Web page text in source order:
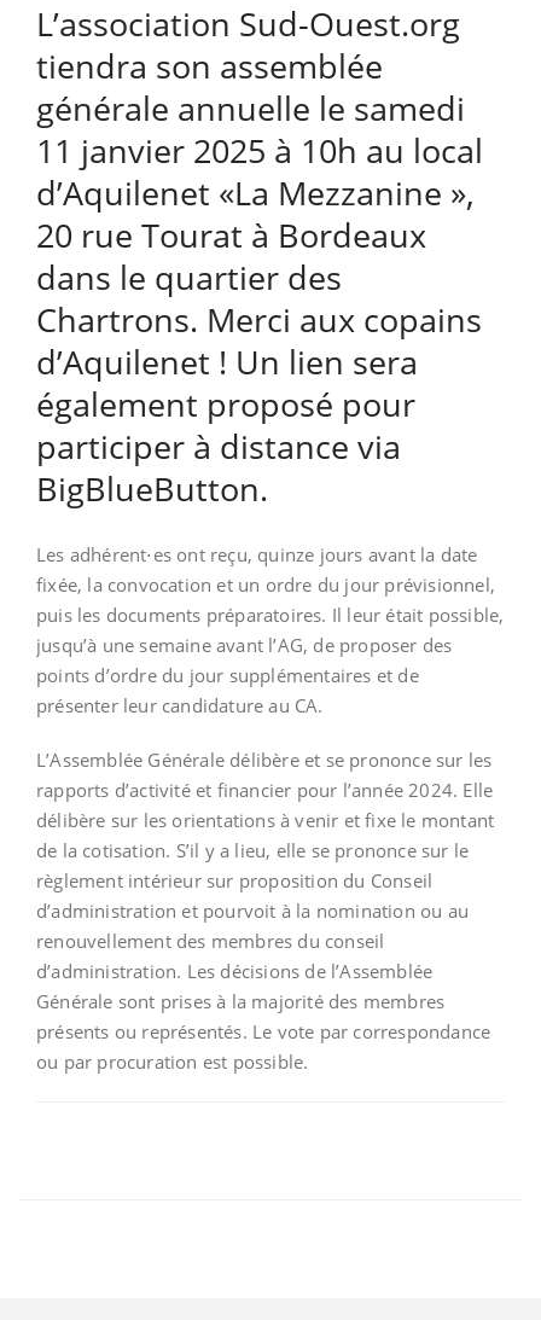
L’association Sud-Ouest.org
tiendra son assemblée
générale annuelle le samedi
11 janvier 2025 à 10h au local
d’Aquilenet «La Mezzanine »,
20 rue Tourat à Bordeaux
dans le quartier des
Chartrons. Merci aux copains
d’Aquilenet ! Un lien sera
également proposé pour
participer à distance via
BigBlueButton.
Les adhérent⋅es ont reçu, quinze jours avant la date
fixée, la convocation et un ordre du jour prévisionnel,
puis les documents préparatoires. Il leur était possible,
jusqu’à une semaine avant l’AG, de proposer des
points d’ordre du jour supplémentaires et de
présenter leur candidature au CA.
L’Assemblée Générale délibère et se prononce sur les
rapports d’activité et financier pour l’année 2024. Elle
délibère sur les orientations à venir et fixe le montant
de la cotisation. S’il y a lieu, elle se prononce sur le
règlement intérieur sur proposition du Conseil
d’administration et pourvoit à la nomination ou au
renouvellement des membres du conseil
d’administration. Les décisions de l’Assemblée
Générale sont prises à la majorité des membres
présents ou représentés. Le vote par correspondance
ou par procuration est possible.